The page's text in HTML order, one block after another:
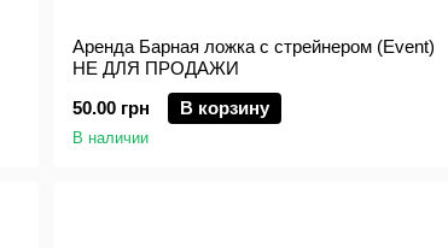
Аренда Барная ложка с стрейнером (Event)
НЕ ДЛЯ ПРОДАЖИ
50.00 грн
В корзину
В наличии